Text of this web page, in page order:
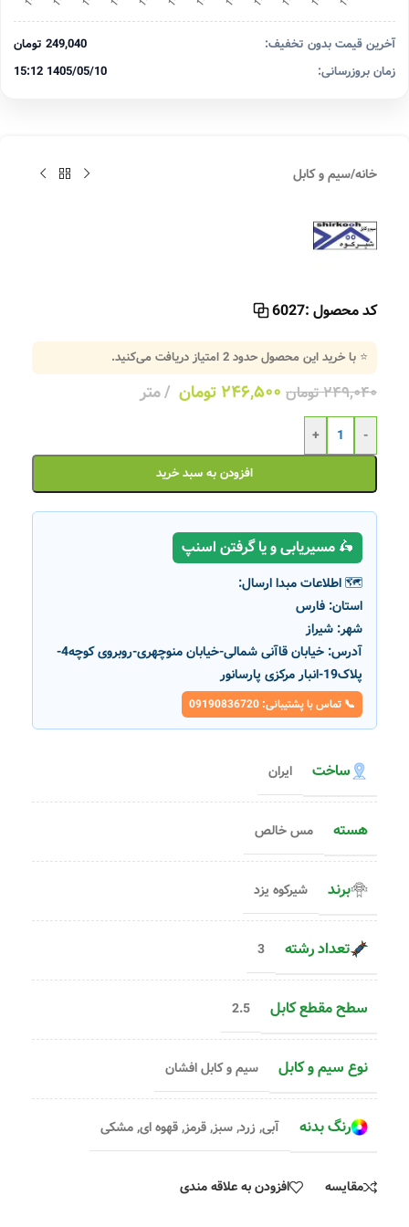
آخرین قیمت بدون تخفیف:
249,040 تومان
زمان بروزرسانی:
1405/05/10 15:12
خانه/سیم و کابل
کد محصول :6027
⭐ با خرید این محصول حدود2امتیاز دریافت می‌کنید.
۲۴۹,۰۴۰تومان ۲۴۶,۵۰۰ تومان متر
-
+
افزودن به سبد خرید
🛵 مسیریابی و یا گرفتن اسنپ
🗺️ اطلاعات مبدا ارسال:
استان: فارس
شهر: شیراز
آدرس:
خیابان قاآنی شمالی-خیابان منوچهری-روبروی کوچه4-
پلاک19-انبار مرکزی پارسانور
📞 تماس با پشتیبانی: 09190836720
ساخت ایران
هسته مس خالص
برند شیرکوه یزد
تعداد رشته 3
سطح مقطع کابل 2.5
نوع سیم و کابل سیم و کابل افشان
رنگ بدنه آبی,زرد,سبز,قرمز,قهوه ای,مشکی
مقایسه افزودن به علاقه مندی